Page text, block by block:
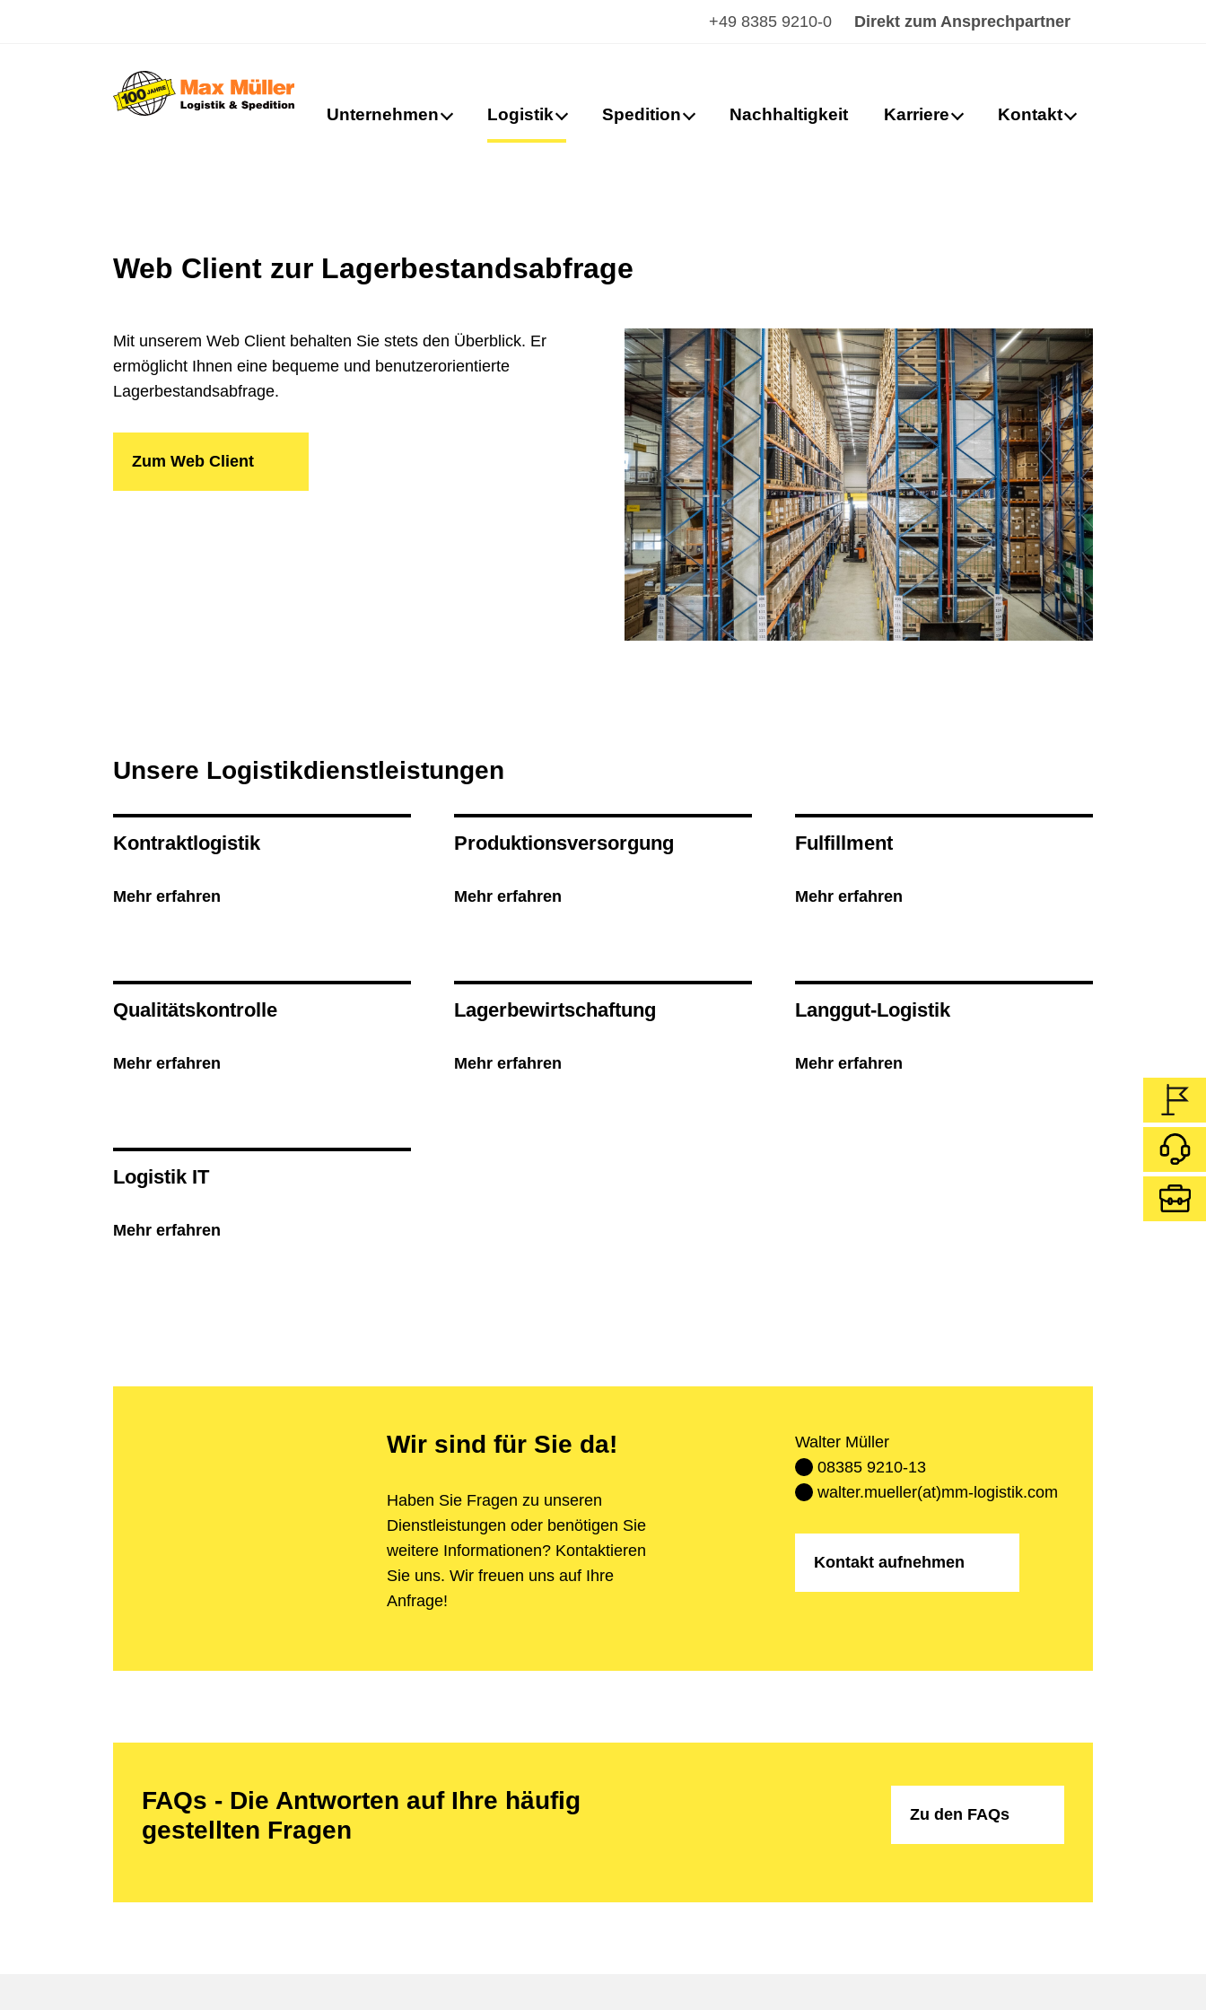
+49 8385 9210-0 Direkt zum Ansprechpartner
Unternehmen Logistik Spedition Nachhaltigkeit Karriere Kontakt
Web Client zur Lagerbestandsabfrage
Mit unserem Web Client behalten Sie stets den Überblick. Er
ermöglicht Ihnen eine bequeme und benutzerorientierte
Lagerbestandsabfrage.
Zum Web Client
Unsere Logistikdienstleistungen
Kontraktlogistik
Mehr erfahren
Produktionsversorgung
Mehr erfahren
Fulfillment
Mehr erfahren
Qualitätskontrolle
Mehr erfahren
Lagerbewirtschaftung
Mehr erfahren
Langgut-Logistik
Mehr erfahren
Logistik IT
Mehr erfahren
Wir sind für Sie da!
Haben Sie Fragen zu unseren
Dienstleistungen oder benötigen Sie
weitere Informationen? Kontaktieren
Sie uns. Wir freuen uns auf Ihre
Anfrage!
Walter Müller
08385 9210-13
walter.mueller(at)mm-logistik.com
Kontakt aufnehmen
FAQs - Die Antworten auf Ihre häufig
gestellten Fragen
Zu den FAQs